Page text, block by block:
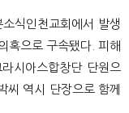
식인천교회에서 발생
혹으로 구속됐다. 피해
시아스합창단 단원으
씨 역시 단장으로 함께